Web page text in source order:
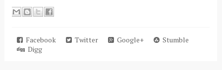
Facebook Twitter Google+
Stumble
Digg